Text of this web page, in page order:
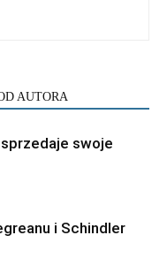
AUTORA
swoje
i Schindler